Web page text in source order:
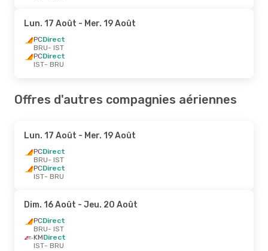
Lun. 17 Août - Mer. 19 Août
PCDirect
BRU- IST
PCDirect
IST- BRU
Offres d'autres compagnies aériennes
Lun. 17 Août - Mer. 19 Août
PCDirect
BRU- IST
PCDirect
IST- BRU
Dim. 16 Août - Jeu. 20 Août
PCDirect
BRU- IST
KMDirect
IST- BRU